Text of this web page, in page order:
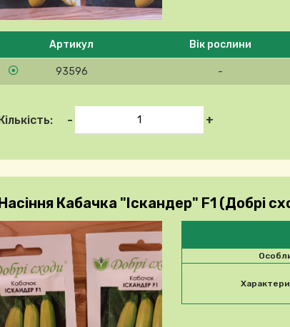
ласка, виберіть продукт
Артикул Вік рослини
93596 -
- +
Кабачка "Іскандер" F1 (Добрі